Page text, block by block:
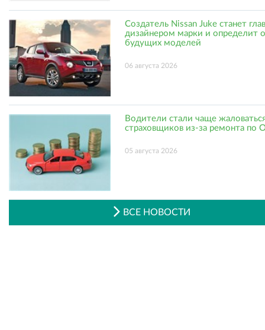
Создатель Nissan Juke станет
дизайнером марки и определит
будущих моделей
06 августа 2026
Водители стали чаще
страховщиков из-за ремонта по
05 августа 2026
ВСЕ НОВОСТИ